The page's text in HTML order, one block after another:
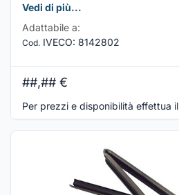
Vedi di più...
Adattabile a:
Cod. IVECO: 8142802
##,## €
Per prezzi e disponibilità effettua il